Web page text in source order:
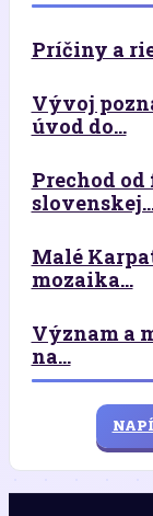
Príčiny a
Vývoj
úvod do...
Prechod
Malé
mozaika...
Význam a
na...